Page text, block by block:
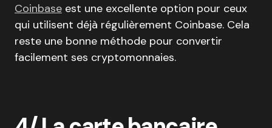
Coinbase est une excellente option pour ceux
qui utilisent déjà régulièrement Coinbase. Cela
reste une bonne méthode pour convertir
facilement ses cryptomonnaies.